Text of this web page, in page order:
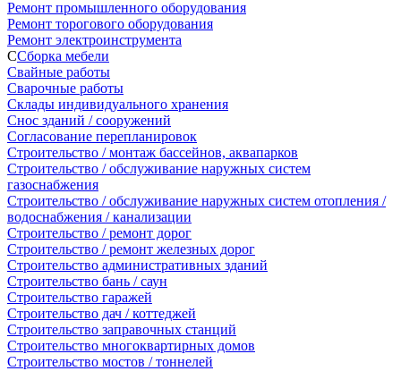
Ремонт промышленного оборудования
Ремонт торогового оборудования
Ремонт электроинструмента
ССборка мебели
Свайные работы
Сварочные работы
Склады индивидуального хранения
Снос зданий / сооружений
Согласование перепланировок
Строительство / монтаж бассейнов, аквапарков
Строительство / обслуживание наружных систем
газоснабжения
Строительство / обслуживание наружных систем отопления /
водоснабжения / канализации
Строительство / ремонт дорог
Строительство / ремонт железных дорог
Строительство административных зданий
Строительство бань / саун
Строительство гаражей
Строительство дач / коттеджей
Строительство заправочных станций
Строительство многоквартирных домов
Строительство мостов / тоннелей